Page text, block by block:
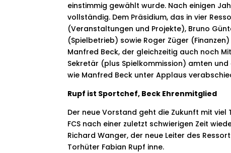
einstimmig gewählt wurde. Nach einigen
vollständig. Dem Präsidium, das in vier
(Veranstaltungen und Projekte), Bruno
(Spielbetrieb) sowie Roger Züger
Manfred Beck, der gleichzeitig auch noch
Sekretär (plus Spielkommission) amten
wie Manfred Beck unter Applaus
Rupf ist Sportchef, Beck Ehrenmitglied
Der neue Vorstand geht die Zukunft mit
FCS nach einer zuletzt schwierigen Zeit
Richard Wanger, der neue Leiter des
Torhüter Fabian Rupf inne.